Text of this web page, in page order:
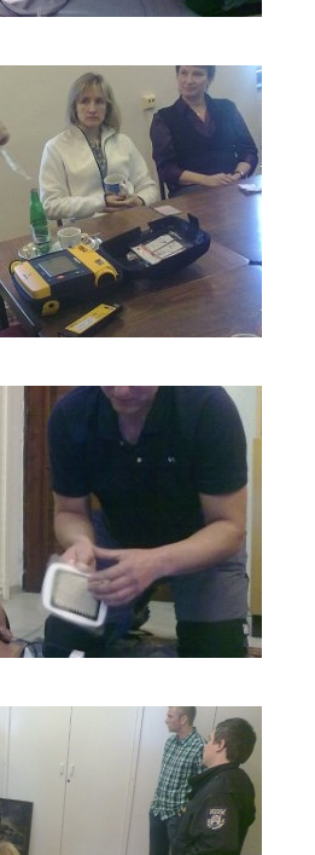
LIFEPACK 2011_9
LIFEPACK 2011_10
LIFEPACK 2011_1